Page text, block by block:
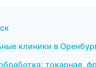
клиники в
токарная,